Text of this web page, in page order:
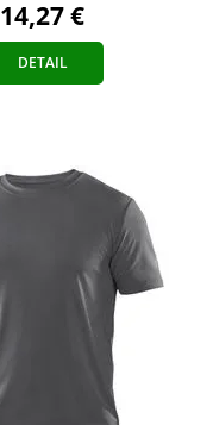
14,27 €
DETAIL